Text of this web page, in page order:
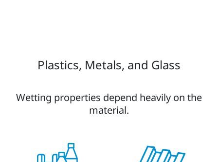
Plastics, Metals, and Glass
Wetting properties depend heavily on the
material.